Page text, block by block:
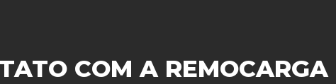
COM A REMOCARGA